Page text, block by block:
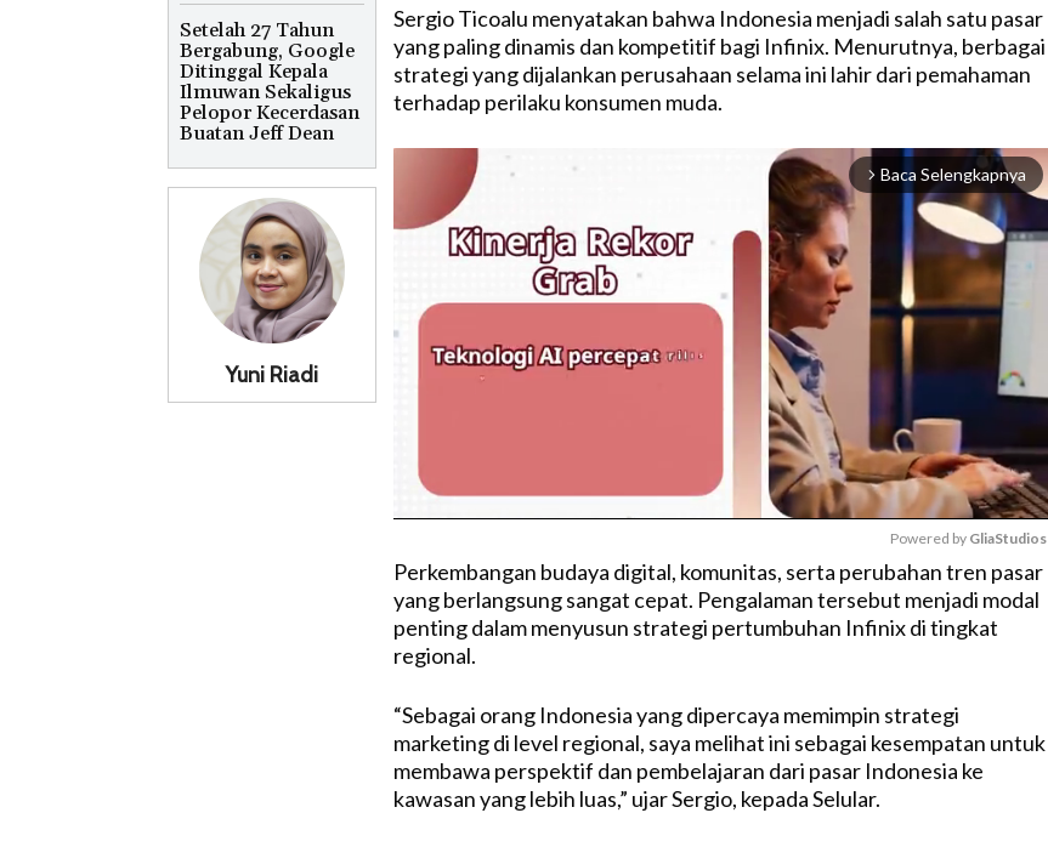
Setelah 27 Tahun
Bergabung, Google
Ditinggal Kepala
Ilmuwan Sekaligus
Pelopor Kecerdasan
Buatan Jeff Dean
Yuni Riadi
Sergio Ticoalu menyatakan bahwa Indonesia menjadi salah satu pasar
yang paling dinamis dan kompetitif bagi Infinix. Menurutnya, berbagai
strategi yang dijalankan perusahaan selama ini lahir dari pemahaman
terhadap perilaku konsumen muda.
arrow_forward_ios Baca Selengkapnya
M
u
Powered by GliaStudios
Perkembangan budaya digital, komunitas, serta perubahan tren pasar
yang berlangsung sangat cepat. Pengalaman tersebut menjadi modal
penting dalam menyusun strategi pertumbuhan Infinix di tingkat
regional.
“Sebagai orang Indonesia yang dipercaya memimpin strategi
marketing di level regional, saya melihat ini sebagai kesempatan untuk
membawa perspektif dan pembelajaran dari pasar Indonesia ke
kawasan yang lebih luas,” ujar Sergio, kepada Selular.